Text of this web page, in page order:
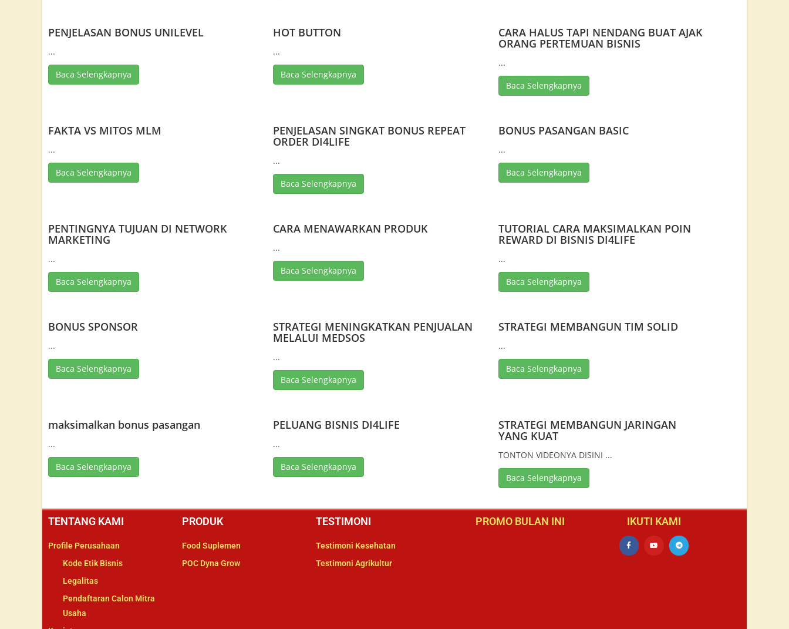
PENJELASAN BONUS UNILEVEL
...
Baca Selengkapnya
HOT BUTTON
...
Baca Selengkapnya
CARA HALUS TAPI NENDANG BUAT AJAK
ORANG PERTEMUAN BISNIS
...
Baca Selengkapnya
FAKTA VS MITOS MLM
...
Baca Selengkapnya
PENJELASAN SINGKAT BONUS REPEAT
ORDER DI4LIFE
...
Baca Selengkapnya
BONUS PASANGAN BASIC
...
Baca Selengkapnya
PENTINGNYA TUJUAN DI NETWORK
MARKETING
...
Baca Selengkapnya
CARA MENAWARKAN PRODUK
...
Baca Selengkapnya
TUTORIAL CARA MAKSIMALKAN POIN
REWARD DI BISNIS DI4LIFE
...
Baca Selengkapnya
BONUS SPONSOR
...
Baca Selengkapnya
STRATEGI MENINGKATKAN PENJUALAN
MELALUI MEDSOS
...
Baca Selengkapnya
STRATEGI MEMBANGUN TIM SOLID
...
Baca Selengkapnya
maksimalkan bonus pasangan
...
Baca Selengkapnya
PELUANG BISNIS DI4LIFE
...
Baca Selengkapnya
STRATEGI MEMBANGUN JARINGAN
YANG KUAT
TONTON VIDEONYA DISINI ...
Baca Selengkapnya
TENTANG KAMI
Profile Perusahaan
Kode Etik Bisnis
Legalitas
Pendaftaran Calon Mitra
Usaha
PRODUK
Food Suplemen
POC Dyna Grow
TESTIMONI
Testimoni Kesehatan
Testimoni Agrikultur
PROMO BULAN INI IKUTI KAMI